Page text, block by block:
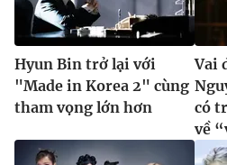
Hyun Bin trở lại với
"Made in Korea 2" cùng
tham vọng lớn hơn
Vai
có
về